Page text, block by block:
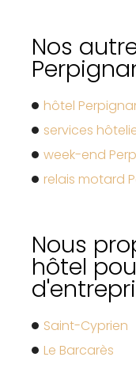
Nos
hôtel
services
week-end
relais motard
Nous
hôtel
Saint-Cyprien
Le Barcarès